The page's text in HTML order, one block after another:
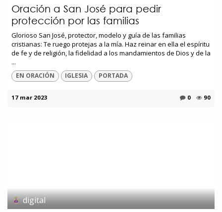
Oración a San José para pedir
protección por las familias
Glorioso San José, protector, modelo y guía de las familias
cristianas: Te ruego protejas a la mía. Haz reinar en ella el espíritu
de fe y de religión, la fidelidad a los mandamientos de Dios y de la
...
EN ORACIÓN IGLESIA PORTADA
17 mar 2023 0 90
digital